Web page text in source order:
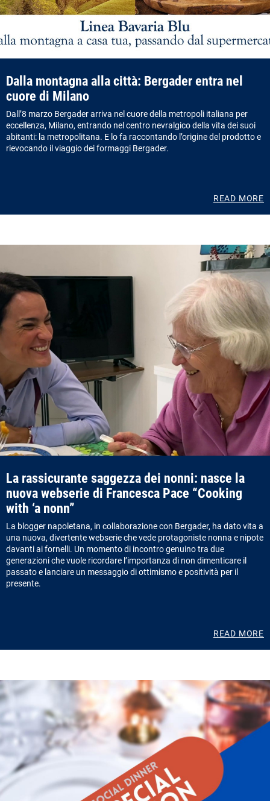
Dalla montagna alla città: Bergader entra nel
cuore di Milano
Dall’8 marzo Bergader arriva nel cuore della metropoli italiana per
eccellenza, Milano, entrando nel centro nevralgico della vita dei suoi
abitanti: la metropolitana. E lo fa raccontando l’origine del prodotto e
rievocando il viaggio dei formaggi Bergader.
READ MORE
La rassicurante saggezza dei nonni: nasce la
nuova webserie di Francesca Pace “Cooking
with ‘a nonn”
La blogger napoletana, in collaborazione con Bergader, ha dato vita a
una nuova, divertente webserie che vede protagoniste nonna e nipote
davanti ai fornelli. Un momento di incontro genuino tra due
generazioni che vuole ricordare l’importanza di non dimenticare il
passato e lanciare un messaggio di ottimismo e positività per il
presente.
READ MORE